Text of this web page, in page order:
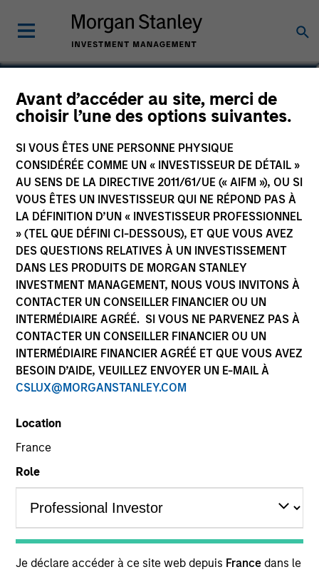
Avant d’accéder au site, merci de
choisir l’une des options suivantes.
SI VOUS ÊTES UNE PERSONNE PHYSIQUE
CONSIDÉRÉE COMME UN « INVESTISSEUR DE DÉTAIL »
AU SENS DE LA DIRECTIVE 2011/61/UE (« AIFM »), OU SI
VOUS ÊTES UN INVESTISSEUR QUI NE RÉPOND PAS À
LA DÉFINITION D’UN « INVESTISSEUR PROFESSIONNEL
» (TEL QUE DÉFINI CI-DESSOUS), ET QUE VOUS AVEZ
DES QUESTIONS RELATIVES À UN INVESTISSEMENT
DANS LES PRODUITS DE MORGAN STANLEY
INVESTMENT MANAGEMENT, NOUS VOUS INVITONS À
CONTACTER UN CONSEILLER FINANCIER OU UN
INTERMÉDIAIRE AGRÉÉ. SI VOUS NE PARVENEZ PAS À
CONTACTER UN CONSEILLER FINANCIER OU UN
INTERMÉDIAIRE FINANCIER AGRÉÉ ET QUE VOUS AVEZ
BESOIN D’AIDE, VEUILLEZ ENVOYER UN E-MAIL À
CSLUX@MORGANSTANLEY.COM
Location
France
Role
Je déclare accéder à ce site web depuis France dans le
Aaron Benedict, CFA
Vice President
Years
TEAM
Eaton Vance Equity Team